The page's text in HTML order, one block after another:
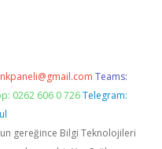
Teams:
0262 606 0 726 Telegram:
gereğince Bilgi Teknolojileri